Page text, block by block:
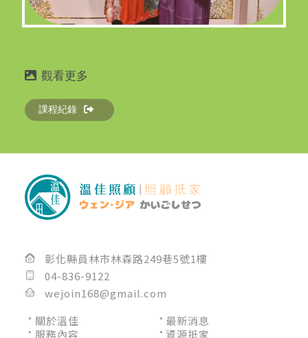
課程紀錄
04-836-9122
wejoin168@gmail.com
彰化縣員林市林森路249巷5號1樓
關於溫佳
最新消息
服務內容
資源抵家